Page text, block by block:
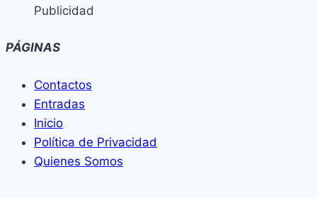
Publicidad
PÁGINAS
Contactos
Entradas
Inicio
Política de Privacidad
Quienes Somos